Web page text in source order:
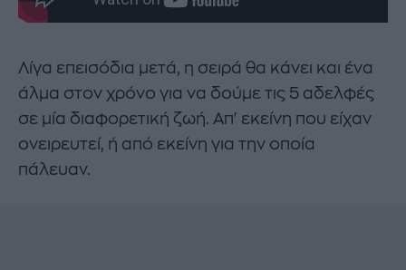
Λίγα επεισόδια μετά, η σειρά θα κάνει και ένα
άλμα στον χρόνο για να δούμε τις 5 αδελφές
σε μία διαφορετική ζωή. Απ' εκείνη που είχαν
ονειρευτεί, ή από εκείνη για την οποία
πάλευαν.